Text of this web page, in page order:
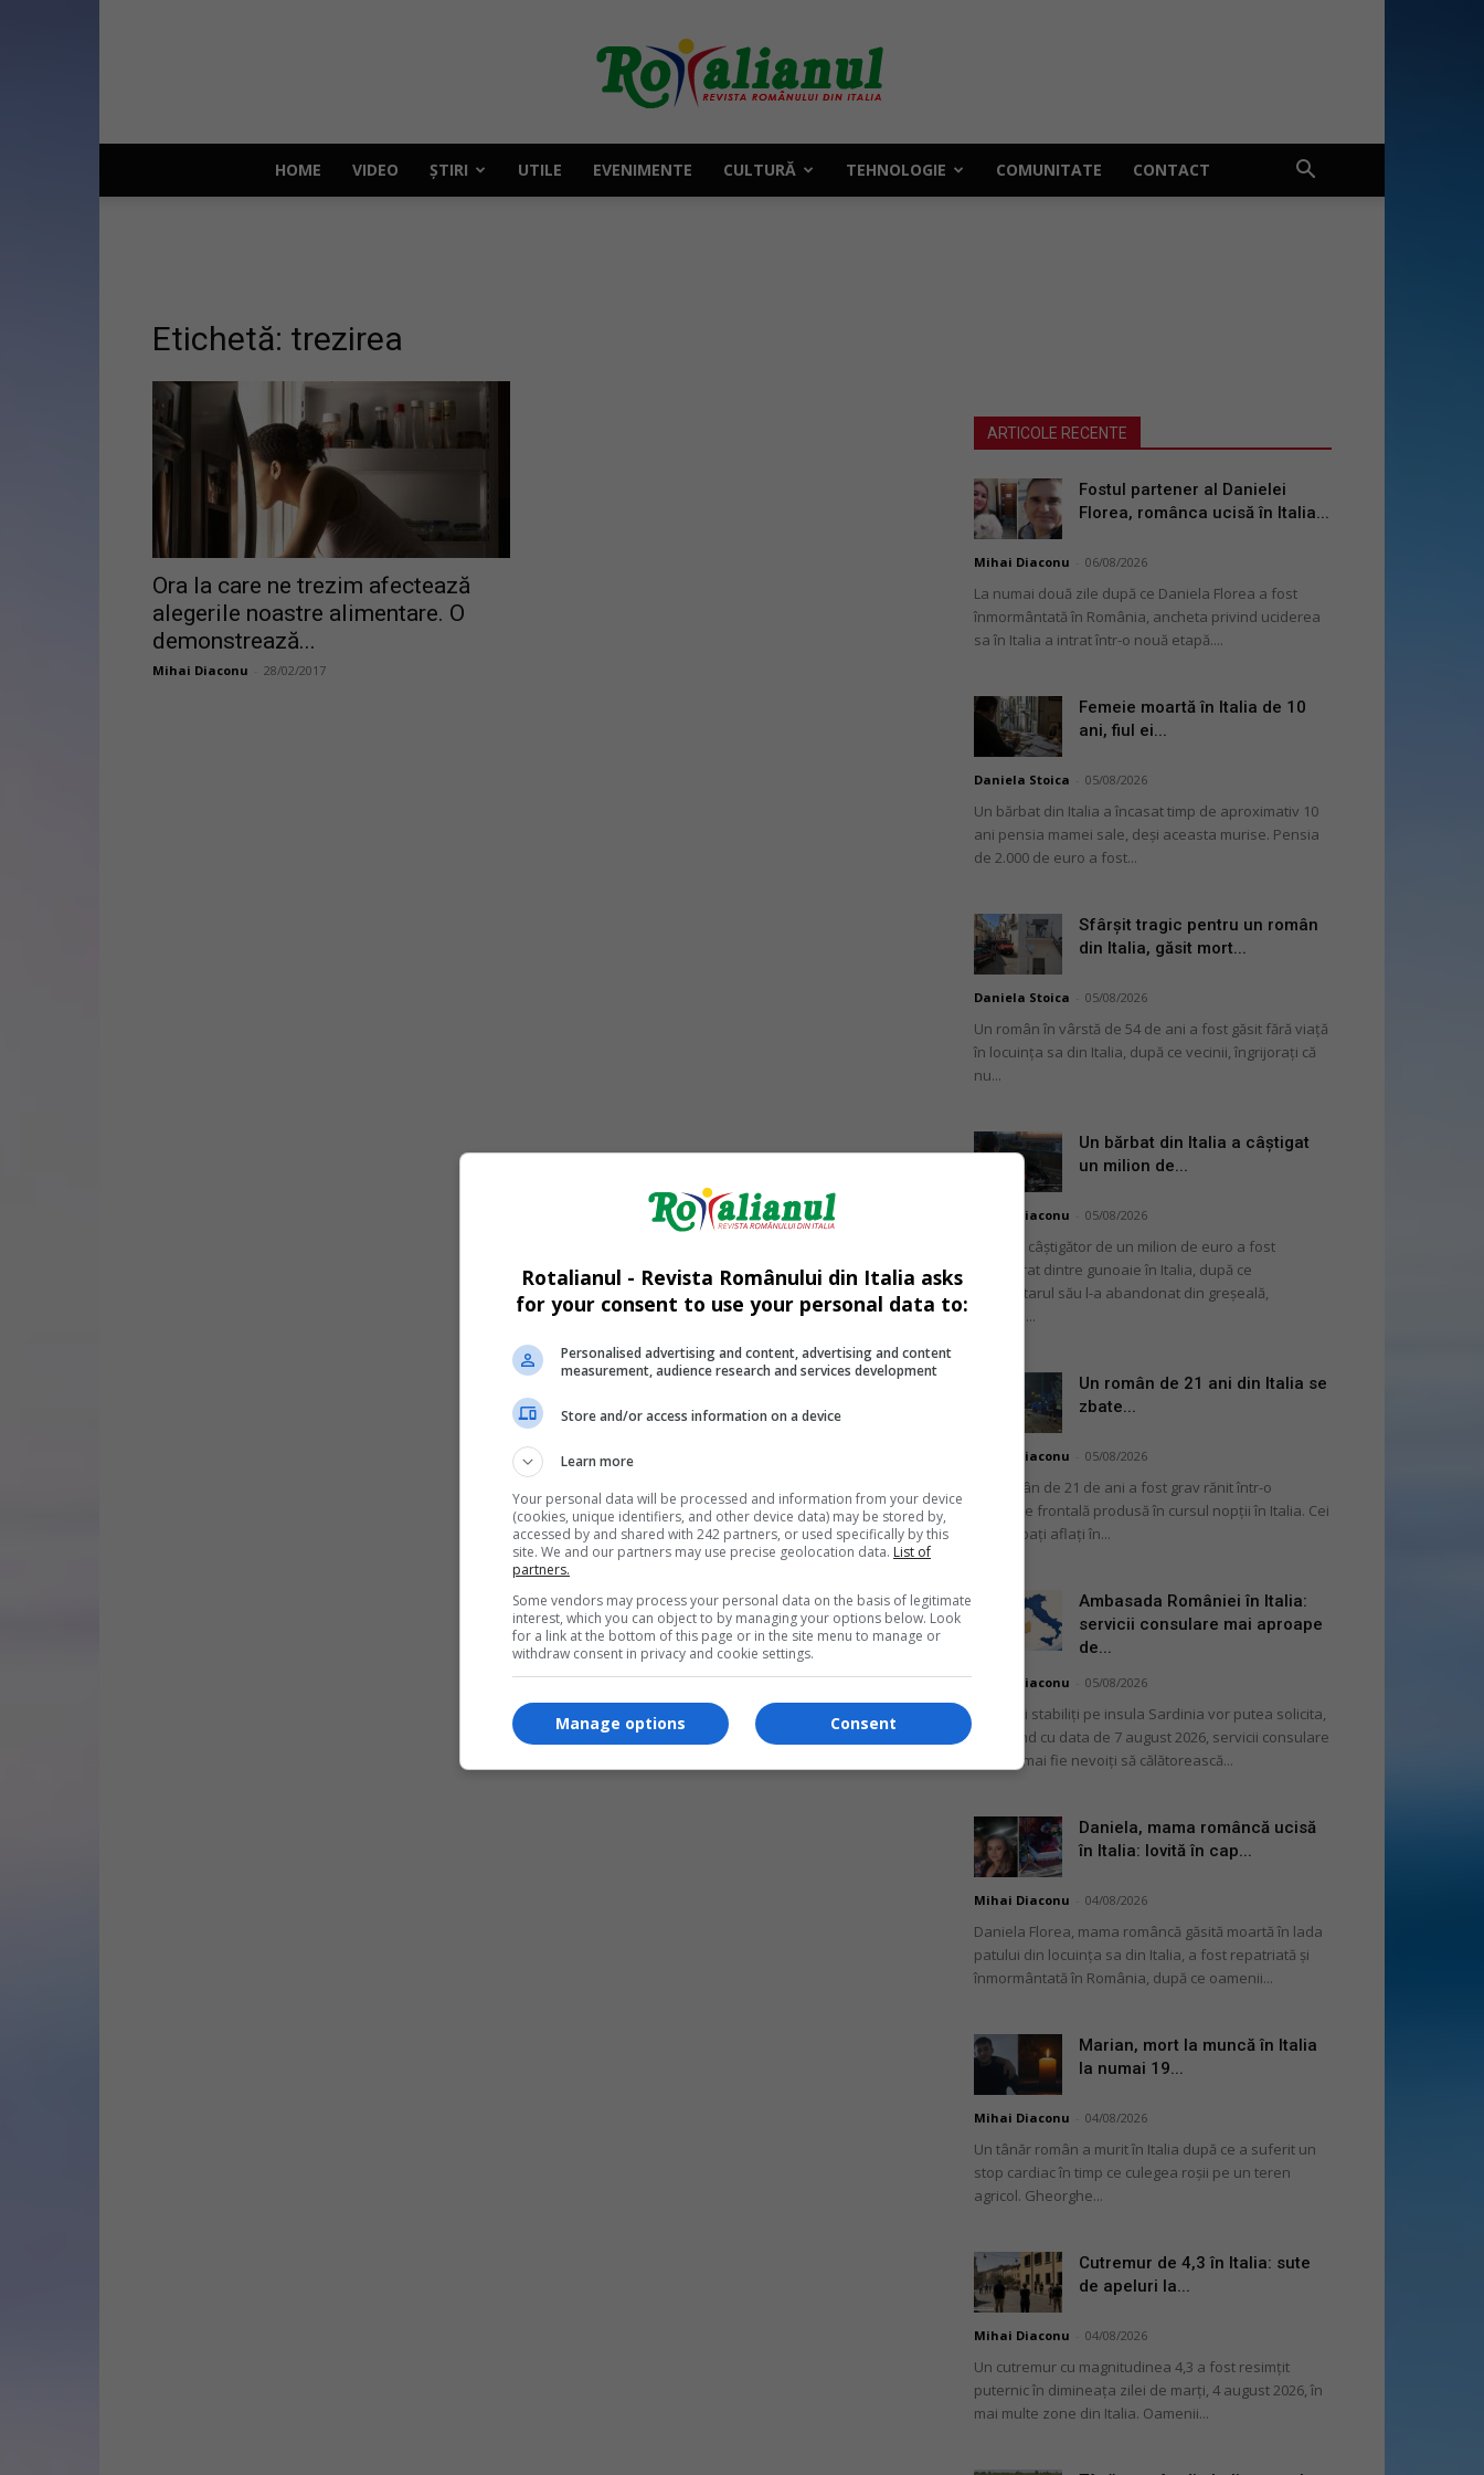
Rotalianul
HOME VIDEO ȘTIRI UTILE EVENIMENTE CULTURĂ TEHNOLOGIE COMUNITATE CONTACT
Etichetă: trezirea
Ora la care ne trezim afectează
alegerile noastre alimentare. O
demonstrează...
Mihai Diaconu 28/02/2017
ARTICOLE RECENTE
Fostul partener al Danielei
Florea, românca ucisă în Italia...
Mihai Diaconu 06/08/2026
La numai două zile după ce Daniela Florea a fost
înmormântată în România, ancheta privind uciderea
sa în Italia a intrat într-o nouă etapă....
Femeie moartă în Italia de 10
ani, fiul ei...
Daniela Stoica 05/08/2026
Un bărbat din Italia a încasat timp de aproximativ 10
ani pensia mamei sale, deși aceasta murise. Pensia
de 2.000 de euro a fost...
Sfârșit tragic pentru un român
din Italia, găsit mort...
Daniela Stoica 05/08/2026
Un român în vârstă de 54 de ani a fost găsit fără viață
în locuința sa din Italia, după ce vecinii, îngrijorați că
nu...
Un bărbat din Italia a câștigat
un milion de...
Mihai Diaconu 05/08/2026
Un bilet câștigător de un milion de euro a fost
recuperat dintre gunoaie în Italia, după ce
proprietarul său l-a abandonat din greșeală,
convins...
Un român de 21 ani din Italia se
zbate...
Mihai Diaconu 05/08/2026
Un român de 21 de ani a fost grav rănit într-o
coliziune frontală produsă în cursul nopții în Italia. Cei
doi bărbați aflați în...
Ambasada României în Italia:
servicii consulare mai aproape
de...
Mihai Diaconu 05/08/2026
Românii stabiliți pe insula Sardinia vor putea solicita,
începând cu data de 7 august 2026, servicii consulare
fără să mai fie nevoiți să călătorească...
Daniela, mama româncă ucisă
în Italia: lovită în cap...
Mihai Diaconu 04/08/2026
Daniela Florea, mama româncă găsită moartă în lada
patului din locuința sa din Italia, a fost repatriată și
înmormântată în România, după ce oamenii...
Marian, mort la muncă în Italia
la numai 19...
Mihai Diaconu 04/08/2026
Un tânăr român a murit în Italia după ce a suferit un
stop cardiac în timp ce culegea roșii pe un teren
agricol. Gheorghe...
Cutremur de 4,3 în Italia: sute
de apeluri la...
Mihai Diaconu 04/08/2026
Un cutremur cu magnitudinea 4,3 a fost resimțit
puternic în dimineața zilei de marți, 4 august 2026, în
mai multe zone din Italia. Oamenii...
Rotalianul - Revista Românului din Italia asks
for your consent to use your personal data to:
Personalised advertising and content, advertising and content
measurement, audience research and services development
Store and/or access information on a device
Learn more
Your personal data will be processed and information from your device
(cookies, unique identifiers, and other device data) may be stored by,
accessed by and shared with 242 partners, or used specifically by this
site. We and our partners may use precise geolocation data. List of
partners.
Some vendors may process your personal data on the basis of legitimate
interest, which you can object to by managing your options below. Look
for a link at the bottom of this page or in the site menu to manage or
withdraw consent in privacy and cookie settings.
Consent
Manage options